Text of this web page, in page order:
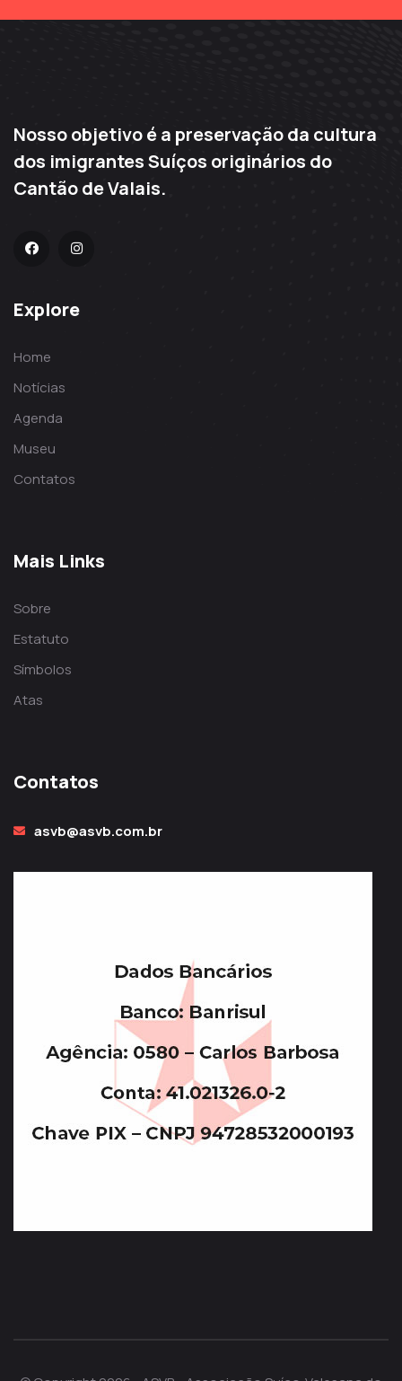
Nosso objetivo é a preservação da cultura
dos imigrantes Suíços originários do
Cantão de Valais.
Explore
Home
Notícias
Agenda
Museu
Contatos
Mais Links
Sobre
Estatuto
Símbolos
Atas
Contatos
asvb@asvb.com.br